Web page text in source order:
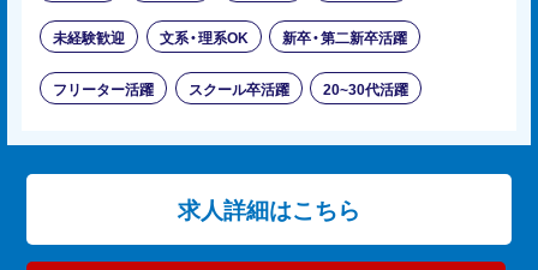
未経験歓迎 文系・理系OK 新卒・第二新卒活躍
フリーター活躍 スクール卒活躍 20~30代活躍
求人詳細はこちら